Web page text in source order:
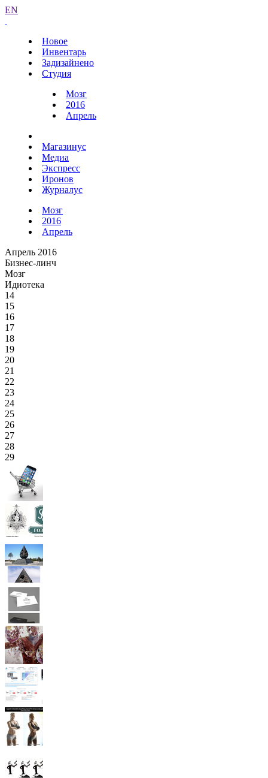
EN
Новое
Инвентарь
Задизайнено
Студия
Мозг
2016
Апрель
Магазинус
Медиа
Экспресс
Иронов
Журналус
Мозг
2016
Апрель
Апрель 2016
Бизнес-линч
Мозг
Идиотека
14
15
16
17
18
19
20
21
22
23
24
25
26
27
28
29